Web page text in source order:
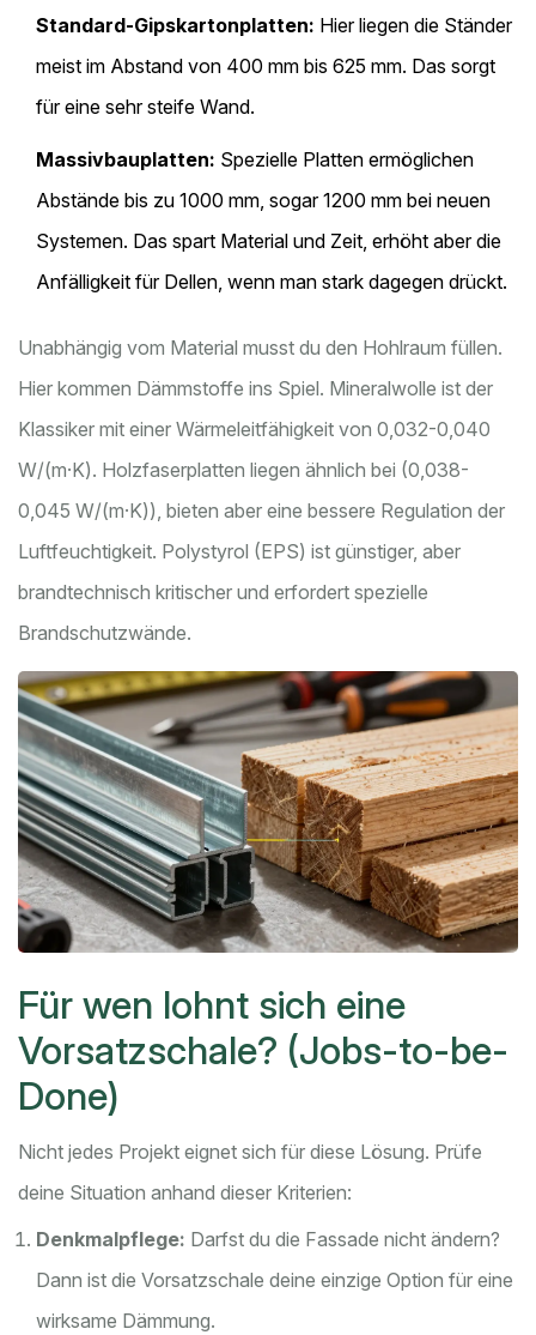
Standard-Gipskartonplatten: Hier liegen die Ständer
meist im Abstand von 400 mm bis 625 mm. Das sorgt
für eine sehr steife Wand.
Massivbauplatten: Spezielle Platten ermöglichen
Abstände bis zu 1000 mm, sogar 1200 mm bei neuen
Systemen. Das spart Material und Zeit, erhöht aber die
Anfälligkeit für Dellen, wenn man stark dagegen drückt.
Unabhängig vom Material musst du den Hohlraum füllen.
Hier kommen Dämmstoffe ins Spiel. Mineralwolle ist der
Klassiker mit einer Wärmeleitfähigkeit von 0,032-0,040
W/(m·K). Holzfaserplatten liegen ähnlich bei (0,038-
0,045 W/(m·K)), bieten aber eine bessere Regulation der
Luftfeuchtigkeit. Polystyrol (EPS) ist günstiger, aber
brandtechnisch kritischer und erfordert spezielle
Brandschutzwände.
Für wen lohnt sich eine
Vorsatzschale? (Jobs-to-be-
Done)
Nicht jedes Projekt eignet sich für diese Lösung. Prüfe
deine Situation anhand dieser Kriterien:
Denkmalpflege: Darfst du die Fassade nicht ändern?
Dann ist die Vorsatzschale deine einzige Option für eine
wirksame Dämmung.